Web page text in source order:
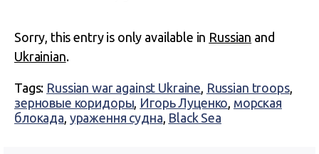
Sorry, this entry is only available in Russian and
Ukrainian.
Tags: Russian war against Ukraine, Russian troops,
зерновые коридоры, Игорь Луценко, морская
блокада, ураження судна, Black Sea